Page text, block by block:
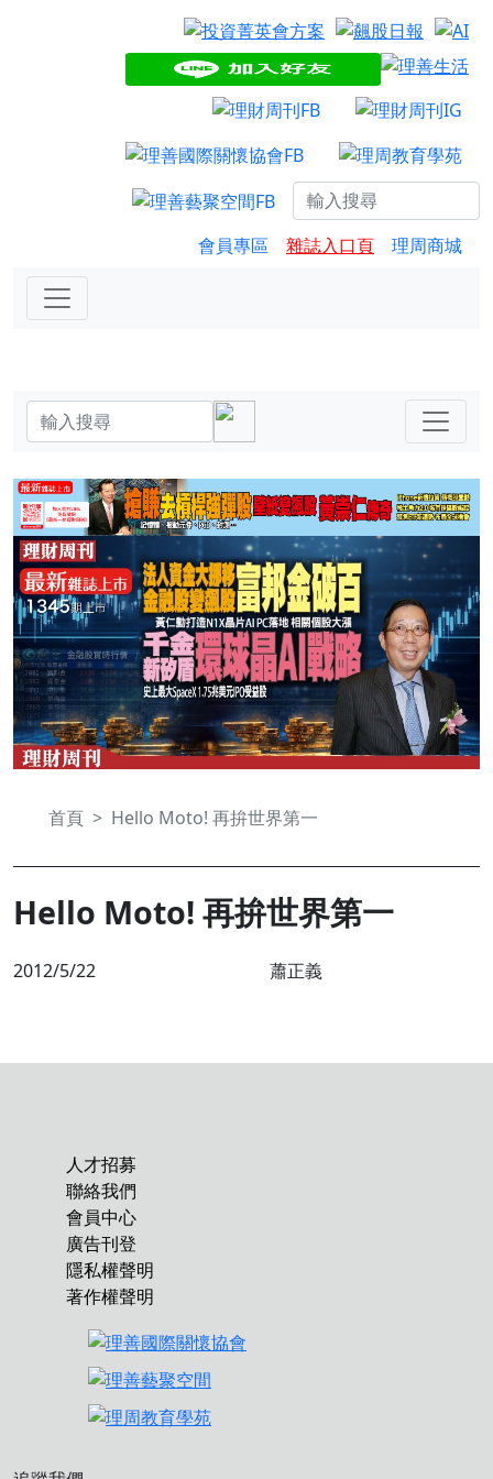
會員專區 雜誌入口頁 理周商城
首頁 Hello Moto! 再拚世界第一
Hello Moto! 再拚世界第一
2012/5/22 蕭正義
人才招募
聯絡我們
會員中心
廣告刊登
隱私權聲明
著作權聲明